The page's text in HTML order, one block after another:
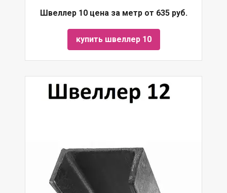
Швеллер 10 цена за метр от 635 руб.
купить швеллер 10